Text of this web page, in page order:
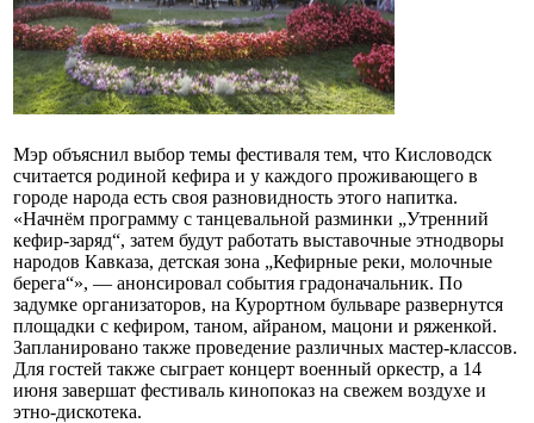
Мэр объяснил выбор темы фестиваля тем, что Кисловодск
считается родиной кефира и у каждого проживающего в
городе народа есть своя разновидность этого напитка.
«Начнём программу с танцевальной разминки „Утренний
кефир-заряд“, затем будут работать выставочные этнодворы
народов Кавказа, детская зона „Кефирные реки, молочные
берега“», — анонсировал события градоначальник. По
задумке организаторов, на Курортном бульваре развернутся
площадки с кефиром, таном, айраном, мацони и ряженкой.
Запланировано также проведение различных мастер-классов.
Для гостей также сыграет концерт военный оркестр, а 14
июня завершат фестиваль кинопоказ на свежем воздухе и
этно-дискотека.